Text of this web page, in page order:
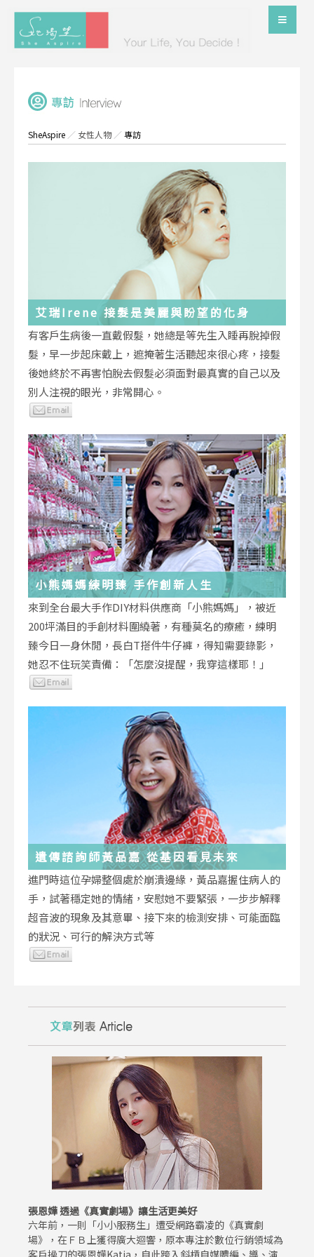
SheAspire ／ 女性人物／專訪
艾瑞Irene 接髮是美麗與盼望的化身
有客戶生病後一直戴假髮，她總是等先生入睡再脫掉假
髮，早一步起床戴上，遮掩著生活聽起來很心疼，接髮
後她終於不再害怕脫去假髮必須面對最真實的自己以及
別人注視的眼光，非常開心。
小熊媽媽練明臻 手作創新人生
來到全台最大手作DIY材料供應商「小熊媽媽」，被近
200坪滿目的手創材料圍繞著，有種莫名的療癒，練明
臻今日一身休閒，長白T搭件牛仔褲，得知需要錄影，
她忍不住玩笑責備：「怎麼沒提醒，我穿這樣耶！」
遺傳諮詢師黃品嘉 從基因看見未來
進門時這位孕婦整個處於崩潰邊緣，黃品嘉握住病人的
手，試著穩定她的情緒，安慰她不要緊張，一步步解釋
超音波的現象及其意畢、接下來的檢測安排、可能面臨
的狀況、可行的解決方式等
張恩嬅 透過《真實劇場》讓生活更美好
六年前，一則「小小服務生」遭受網路霸凌的《真實劇
場》，在ＦＢ上獲得廣大迴響，原本專注於數位行銷領域為
客戶操刀的張恩嬅Katia，自此跨入斜槓自媒體編、導、演